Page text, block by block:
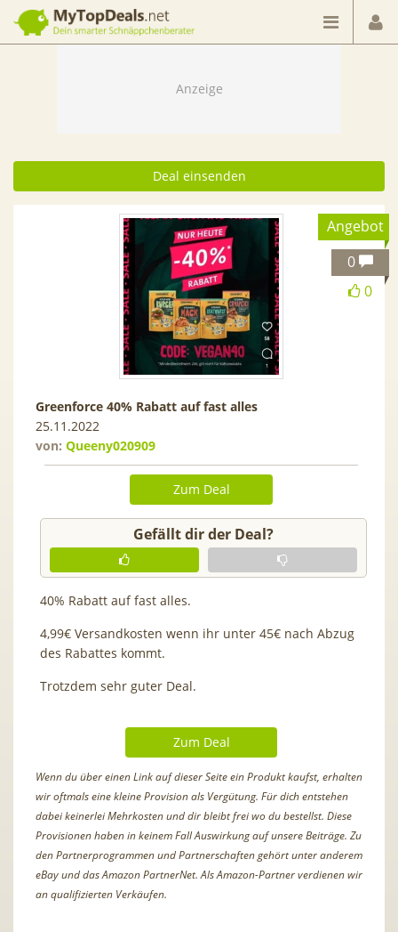
Dein smarter Schnäppchenberater
Deal einsenden
Angebot
0
0
Greenforce 40% Rabatt auf fast alles
25.11.2022
von: Queeny020909
Zum Deal
Gefällt dir der Deal?
40% Rabatt auf fast alles.
4,99€ Versandkosten wenn ihr unter 45€ nach Abzug
des Rabattes kommt.
Trotzdem sehr guter Deal.
Zum Deal
Wenn du über einen Link auf dieser Seite ein Produkt kaufst, erhalten
wir oftmals eine kleine Provision als Vergütung. Für dich entstehen
dabei keinerlei Mehrkosten und dir bleibt frei wo du bestellst. Diese
Provisionen haben in keinem Fall Auswirkung auf unsere Beiträge. Zu
den Partnerprogrammen und Partnerschaften gehört unter anderem
eBay und das Amazon PartnerNet. Als Amazon-Partner verdienen wir
an qualifizierten Verkäufen.